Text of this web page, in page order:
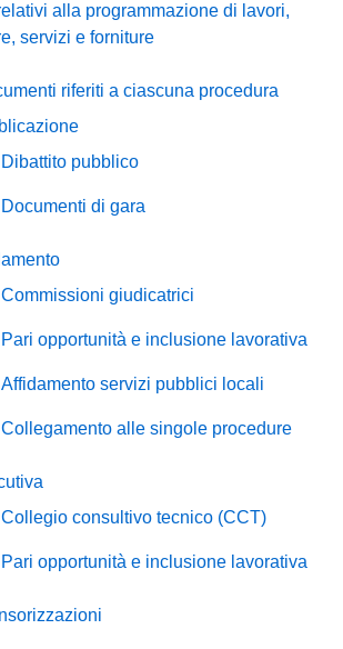
alla programmazione di lavori,
servizi e forniture
riferiti a ciascuna procedura
Dibattito pubblico
Documenti di gara
Commissioni giudicatrici
Pari opportunità e inclusione lavorativa
Affidamento servizi pubblici locali
Collegamento alle singole procedure
Collegio consultivo tecnico (CCT)
Pari opportunità e inclusione lavorativa